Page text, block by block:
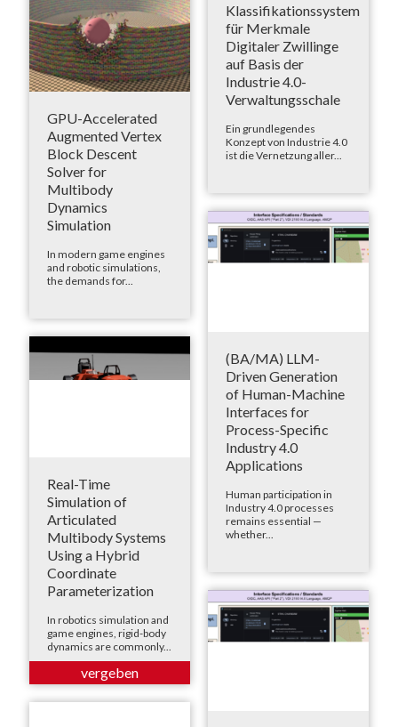
Klassifikationssystem
für Merkmale
Digitaler Zwillinge
auf Basis der
Industrie 4.0-
Verwaltungsschale
Ein grundlegendes
Konzept von Industrie 4.0
ist die Vernetzung aller...
GPU-Accelerated
Augmented Vertex
Block Descent
Solver for
Multibody
Dynamics
Simulation
In modern game engines
and robotic simulations,
the demands for...
(BA/MA) LLM-
Driven Generation
of Human-Machine
Interfaces for
Process-Specific
Industry 4.0
Applications
Human participation in
Industry 4.0 processes
remains essential —
whether...
Real-Time
Simulation of
Articulated
Multibody Systems
Using a Hybrid
Coordinate
Parameterization
In robotics simulation and
game engines, rigid-body
dynamics are commonly...